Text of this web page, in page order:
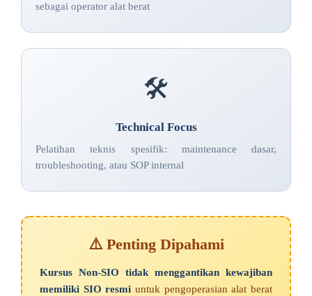
sebagai operator alat berat
🛠️
Technical Focus
Pelatihan teknis spesifik: maintenance dasar,
troubleshooting, atau SOP internal
⚠️ Penting Dipahami
Kursus Non-SIO tidak menggantikan kewajiban
memiliki SIO resmi untuk pengoperasian alat berat